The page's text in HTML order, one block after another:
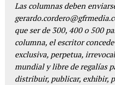
Las columnas deben
que ser de 300, 400 o 500
columna, el escritor
exclusiva, perpetua,
mundial y libre de regalías
distribuir, publicar, exhibir,